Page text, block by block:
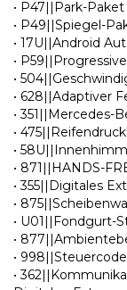
• P47||Park-
• P49||Spiegel-
• 17U||Android
• P59||Progressive
•
• 628||Adaptiver
• 351||Mercedes-
•
•
• 871||HANDS-
• 355||Digitales
•
• U01||Fondgurt-
•
•
•